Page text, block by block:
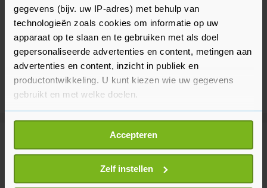
gegevens (bijv. uw IP-adres) met behulp van
technologieën zoals cookies om informatie op uw
apparaat op te slaan en te gebruiken met als doel
gepersonaliseerde advertenties en content, metingen aan
advertenties en content, inzicht in publiek en
productontwikkeling. U kunt kiezen wie uw gegevens
gebruikt en met welke doelen.
Als u het toestaat, willen we ook graag:
Informatie verzamelen over uw geografische
locatie, die tot een paar meter nauwkeurig kan zijn
Uw apparaat identificeren door het actief te
scannen op specifieke eigenschappen (fingerprinting)
Accepteren
Zelf instellen
Meer uit Buitenland
Rusland meldt neerhalen van 605